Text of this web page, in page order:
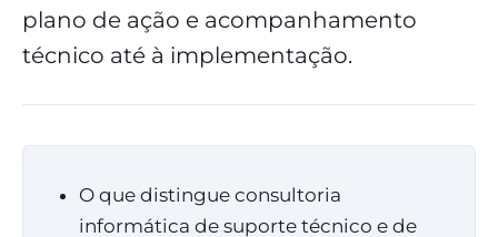
plano de ação e acompanhamento
técnico até à implementação.
O que distingue consultoria
informática de suporte técnico e de